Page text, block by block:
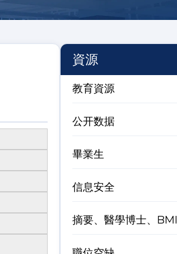
資源
教育資源
公开数据
畢業生
信息安全
摘要、醫學博士、BMI